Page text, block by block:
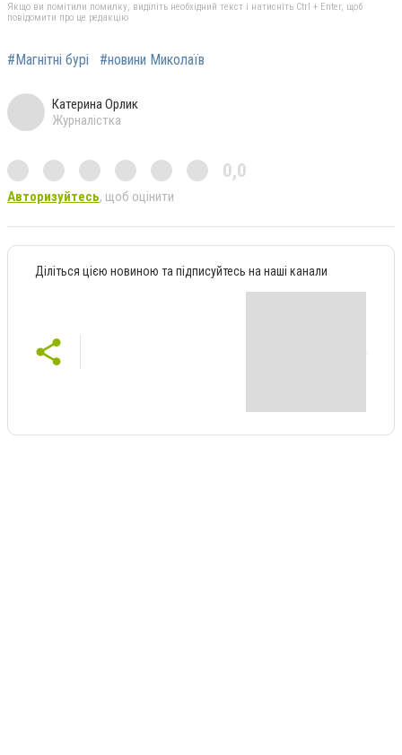
Якщо ви помітили помилку, виділіть необхідний текст і натисніть Ctrl + Enter, щоб
повідомити про це редакцію
#Магнітні бурі #новини Миколаїв
Катерина Орлик
Журналістка
0,0
Авторизуйтесь, щоб оцінити
Діліться цією новиною та підписуйтесь на наші канали